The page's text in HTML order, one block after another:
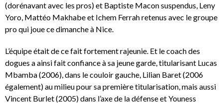
(dorénavant avec les pros) et Baptiste Macon suspendus, Leny
Yoro, Mattéo Makhabe et Ichem Ferrah retenus avec le groupe
pro qui joue ce dimanche à Nice.
L’équipe était de ce fait fortement rajeunie. Et le coach des
dogues a ainsi fait confiance à sa jeune garde, titularisant Lucas
Mbamba (2006), dans le couloir gauche, Lilian Baret (2006
également) au milieu pour sa première titularisation, mais aussi
Vincent Burlet (2005) dans l’axe de la défense et Youness